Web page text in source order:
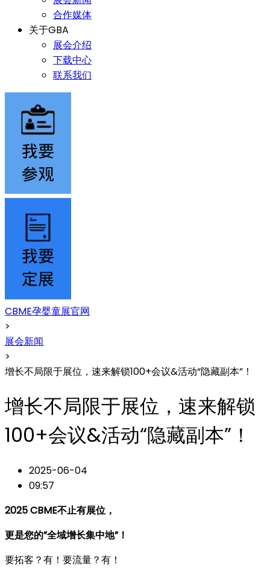
合作媒体
关于GBA
展会介绍
下载中心
联系我们
CBME孕婴童展官网
>
展会新闻
>
增长不局限于展位，速来解锁100+会议&活动“隐藏副本”！
增长不局限于展位，速来解锁
100+会议&活动“隐藏副本”！
2025-06-04
09:57
2025 CBME不止有展位，
更是您的”全域增长集中地”！
要拓客？有！要流量？有！